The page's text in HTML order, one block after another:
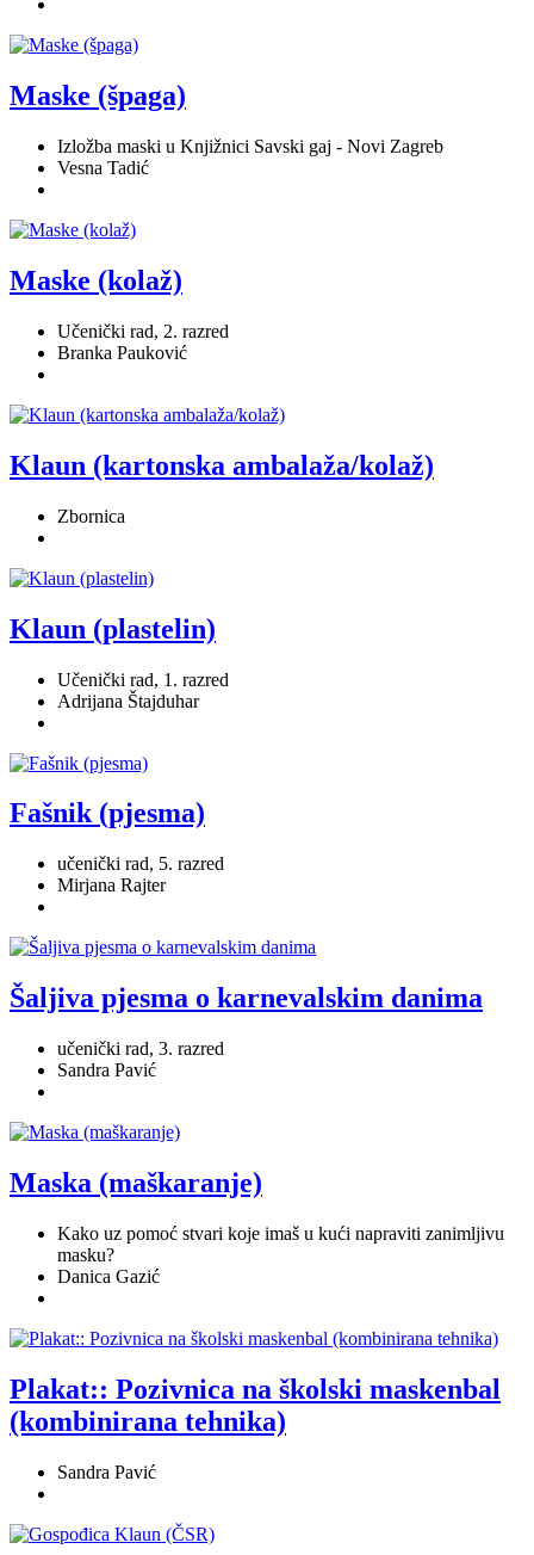
Maske (špaga)
Izložba maski u Knjižnici Savski gaj - Novi Zagreb
Vesna Tadić
Maske (kolaž)
Učenički rad, 2. razred
Branka Pauković
Klaun (kartonska ambalaža/kolaž)
Zbornica
Klaun (plastelin)
Učenički rad, 1. razred
Adrijana Štajduhar
Fašnik (pjesma)
učenički rad, 5. razred
Mirjana Rajter
Šaljiva pjesma o karnevalskim danima
učenički rad, 3. razred
Sandra Pavić
Maska (maškaranje)
Kako uz pomoć stvari koje imaš u kući napraviti zanimljivu
masku?
Danica Gazić
Plakat:: Pozivnica na školski maskenbal
(kombinirana tehnika)
Sandra Pavić